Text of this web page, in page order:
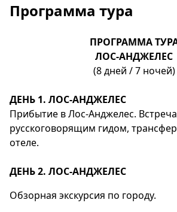
Программа тура
ПРОГРАММА
ЛОС-АНДЖЕЛЕС
(8 дней / 7 ночей)
ДЕНЬ 1. ЛОС-АНДЖЕЛЕС
Прибытие в Лос-Анджелес.
русскоговорящим гидом,
отеле.
ДЕНЬ 2. ЛОС-АНДЖЕЛЕС
Обзорная экскурсия по городу.